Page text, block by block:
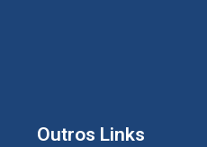
Outros Links